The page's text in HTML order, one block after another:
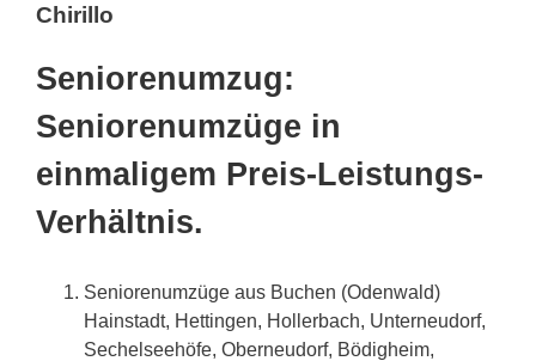
Chirillo
Seniorenumzug:
Seniorenumzüge in
einmaligem Preis-Leistungs-
Verhältnis.
Seniorenumzüge aus Buchen (Odenwald)
Hainstadt, Hettingen, Hollerbach, Unterneudorf,
Sechelseehöfe, Oberneudorf, Bödigheim,